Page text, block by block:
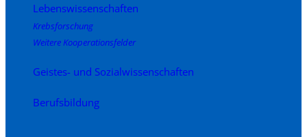
Lebenswissenschaften
Krebsforschung
Weitere Kooperationsfelder
Geistes- und Sozialwissenschaften
Berufsbildung